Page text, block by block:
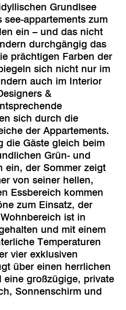
Grundlsee
appartements zum
ein – und das nicht
durchgängig das
prächtigen Farben der
sich nicht nur im
auch im Interior
&
sich durch die
der Appartements.
die Gäste gleich beim
Grün- und
ein, der Sommer zeigt
von seiner hellen,
Essbereich kommen
zum Einsatz, der
ist in
und mit einem
Temperaturen
vier exklusiven
über einen herrlichen
eine großzügige, private
Sonnenschirm und